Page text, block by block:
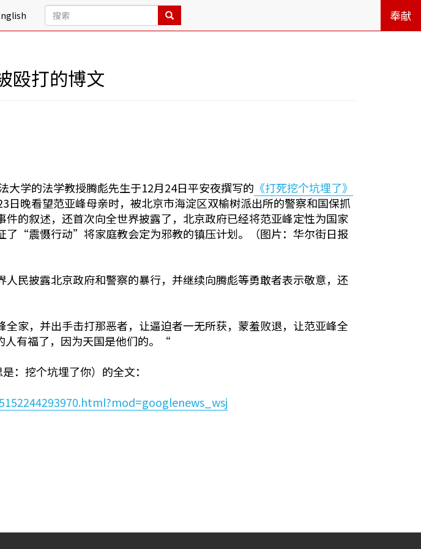
奉献
殴打的博文
大学的法学教授腾彪先生于12月24日平安夜撰写的 《打死挖个坑埋了》
日晚看望范亚峰母亲时，被北京市海淀区双榆树派出所的警察和国保抓
的叙述，还首次向全世界披露了，北京政府已经将范亚峰定性为国家
了“震慑行动”将家庭教会定为邪教的镇压计划。（图片：华尔街日报
民披露北京政府和警察的暴行，并继续向腾彪等勇敢者表示敬意，还
家，并出手击打那恶者，让逼迫者一无所获，蒙羞败退，让范亚峰全
有福了，因为天国是他们的。“
挖个坑埋了你）的全文：